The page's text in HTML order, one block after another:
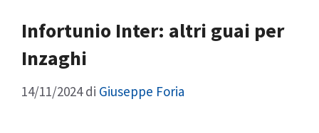
Infortunio Inter: altri guai per
Inzaghi
14/11/2024 di Giuseppe Foria